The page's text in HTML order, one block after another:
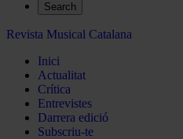
Search
Revista Musical Catalana
Inici
Actualitat
Crítica
Entrevistes
Darrera edició
Subscriu-te